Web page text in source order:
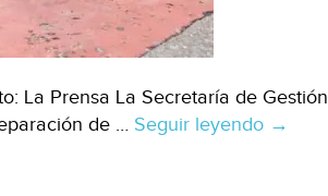
La Prensa La Secretaría de Gestión
de … Seguir leyendo Ciudad
→